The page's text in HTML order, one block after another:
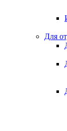
Для